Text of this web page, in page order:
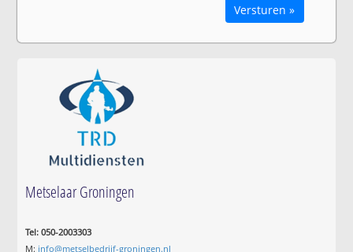
Versturen »
Metselaar Groningen
Tel: 050-2003303
M: info@metselbedrijf-groningen.nl